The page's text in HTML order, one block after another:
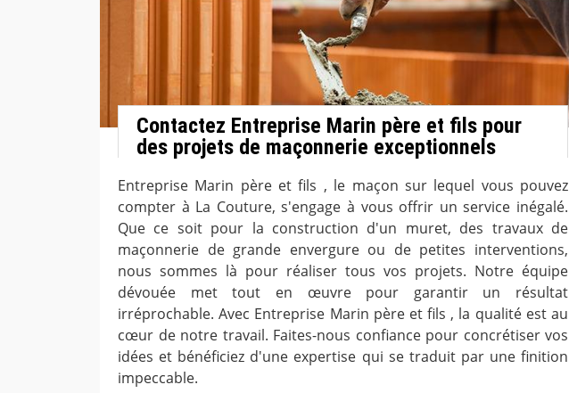
Contactez Entreprise Marin père et fils pour
des projets de maçonnerie exceptionnels
Entreprise Marin père et fils , le maçon sur lequel vous pouvez
compter à La Couture, s'engage à vous offrir un service inégalé.
Que ce soit pour la construction d'un muret, des travaux de
maçonnerie de grande envergure ou de petites interventions,
nous sommes là pour réaliser tous vos projets. Notre équipe
dévouée met tout en œuvre pour garantir un résultat
irréprochable. Avec Entreprise Marin père et fils , la qualité est au
cœur de notre travail. Faites-nous confiance pour concrétiser vos
idées et bénéficiez d'une expertise qui se traduit par une finition
impeccable.